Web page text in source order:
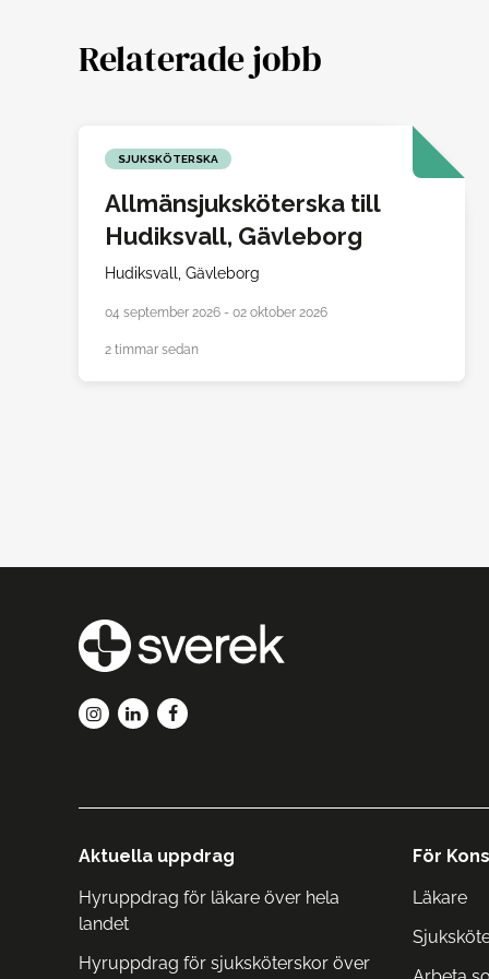
Relaterade jobb
SJUKSKÖTERSKA
Allmänsjuksköterska till
Hudiksvall, Gävleborg
Hudiksvall, Gävleborg
04 september 2026 - 02 oktober 2026
2 timmar sedan
Aktuella uppdrag
Hyruppdrag för läkare över hela
landet
Hyruppdrag för sjuksköterskor över
För
Läkare